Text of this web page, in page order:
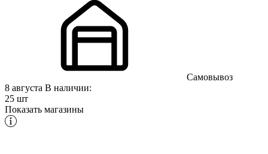
Самовывоз
8 августа В наличии:
25 шт
Показать магазины